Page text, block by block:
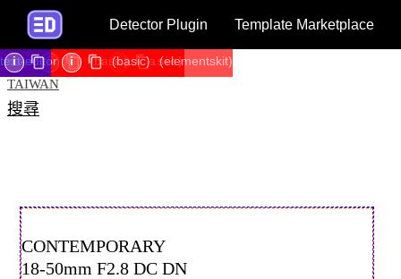
Detector Plugin Template Marketplace
跳至主要內容
搜尋
CONTEMPORARY
18-50mm F2.8 DC DN
text-editor i (basic)
i
n-carousel i
i
Table i (general)
i
image i (basic)
i
spacer i (basic)
i
text-editor i (basic)
text-editor i (basic)
i
image i (basic)
text-editor i (basic)
i
spacer i (basic)
i
image i (basic)
text-editor i (basic)
i
spacer i (basic)
i
image i (basic)
text-editor i (basic)
i
image i (basic)
text-editor i (basic)
i
spacer i (basic)
i
image i (basic)
text-editor i (basic)
i
spacer i (basic)
i
image i (basic)
text-editor i (basic)
i
heading i (basic)
image i (basic)
image i (basic)
heading i (basic)
image i (basic)
image i (basic)
heading i (basic)
image i (basic)
text-editor i (basic)
i
spacer i (basic)
i
video i (basic)
i
spacer i (basic)
i
image i (basic)
text-editor i (basic)
image i (basic)
text-editor i (basic)
image i (basic)
text-editor i (basic)
elementskit-button i (elementskit)
i
image i (basic)
text-editor i (basic)
i